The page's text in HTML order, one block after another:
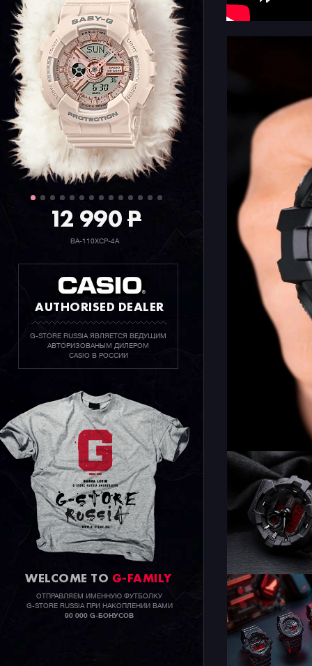
12 990P
BA-110XCP-4A
AUTHORISED DEALER
G-STORE RUSSIA ЯВЛЯЕТСЯ ВЕДУЩИМ
АВТОРИЗОВАНЫМ ДИЛЕРОМ
CASIO В РОССИИ
WELCOME TO G-FAMILY
ОТПРАВЛЯЕМ ИМЕННУЮ ФУТБОЛКУ
G-STORE RUSSIA ПРИ НАКОПЛЕНИИ ВАМИ
90 000 G-БОНУСОВ